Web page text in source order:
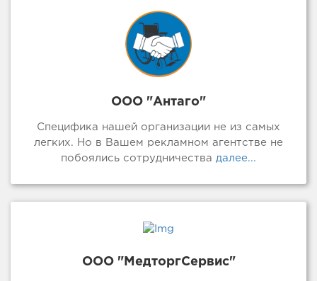
ООО "Антаго"
Специфика нашей организации не из самых
легких. Но в Вашем рекламном агентстве не
побоялись сотрудничества далее...
ООО "МедторгСервис"